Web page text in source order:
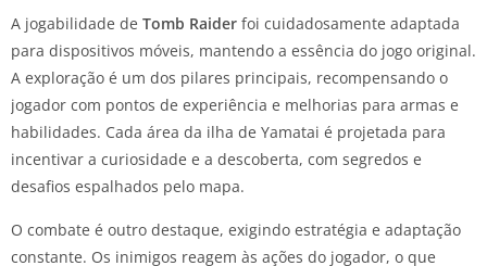
A jogabilidade de Tomb Raider foi cuidadosamente adaptada
para dispositivos móveis, mantendo a essência do jogo original.
A exploração é um dos pilares principais, recompensando o
jogador com pontos de experiência e melhorias para armas e
habilidades. Cada área da ilha de Yamatai é projetada para
incentivar a curiosidade e a descoberta, com segredos e
desafios espalhados pelo mapa.
O combate é outro destaque, exigindo estratégia e adaptação
constante. Os inimigos reagem às ações do jogador, o que